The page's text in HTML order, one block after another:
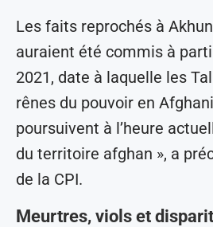
Les faits reprochés à
auraient été commis à
2021, date à laquelle les
rênes du pouvoir en
poursuivent à l’heure
du territoire afghan », a
de la CPI.
Meurtres, viols et